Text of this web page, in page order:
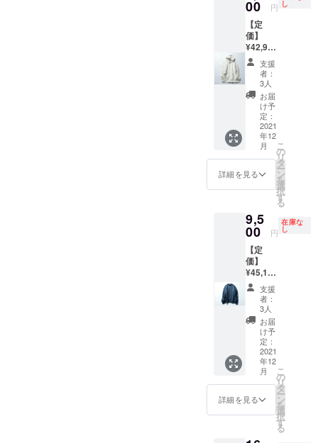
り裏
毛"を採
用。糸
に負荷
をかけ
ずに編
むこと
ができ
るた
め、厚
みがあ
りなが
らも硬
くな
ふっく
らとし
地に仕
上がっ
ていま
す。
元の立
体感が
ポイン
ト。三
角形を
描く
フード
のシル
エット
も特徴
的で、
シンプ
ルなが
らも品
く、上
質であ
でわか
る仕上
がり。
生地
は、1時
間に1
メート
ルしか
編むこ
との出
来な
い、世
界でも
希少な
機械で
げた”吊
り裏
用。糸
にこだ
わった
一枚。1
時間に1
メート
ルしか
編むこ
との出
来ない
希少な
機械で
丁寧に
編み上
げる"吊
毛"は、
ふっく
いと襟
元の立
体感が
ポイン
ト。三
角形を
描く
フード
のシル
エット
も特徴
的で、
シンプ
ルなが
らも品
く、上
質であ
M181c
m、
L167c
m ほど
よい重
量感が
魅力の
肉厚生
地を、
抜け感
のある
ブルー
グレー
で染め
上げ
た。裏
は、1時
メート
ルしか
編むこ
との出
来な
い、世
界でも
希少な
機械で
編み上
げた”吊
り裏
毛"を採
用。糸
に負荷
ずに編
むこと
ズス
ペッ
ク：
68.5cm
肩
巾:49c
m 身
巾:58c
m 袖
丈:60c
m ・素
材：
コット
ン100％
・生産
国：
・モデ
ル身
長：
M181c
m、
L167c
m 「上
品さで
溢れた
フー
ディを
作ろ
う」
と、ほ
かには
ない肉
厚な素
00 円 し
【定
価】
¥42,900
（税
込）
【アイ
テム説
明】 ・
サイ
ズ：フ
リーサ
イズ
（L〜
XLくら
いのサ
イズ感
・サイ
ズス
ペッ
ク：
68.5cm
肩
巾:49c
m 身
巾:58c
m 袖
丈:60c
m ・素
材：
コット
ン100％
・生産
国：
支援
者：
3人
お届
け予
定：
2021
年12
月
詳細を見る
こ
の
リ
タ
ー
ン
を
選
択
す
る
9,5
00 円
在庫な
し
【定
価】
¥45,100
（税
込）
【アイ
テム説
明】 ・
サイ
ズ：フ
リーサ
イズ
（L〜
XLくら
いのサ
イズ感
支援
者：
3人
お届
け予
定：
2021
年12
月
詳細を見る
こ
の
リ
タ
ー
ン
を
選
択
す
る